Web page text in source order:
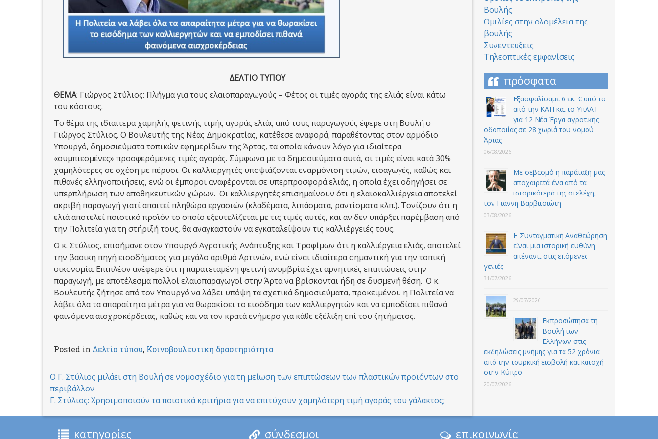
ΔΕΛΤΙΟ ΤΥΠΟΥ
ΘΕΜΑ: Γιώργος Στύλιος: Πλήγμα για τους ελαιοπαραγωγούς – Φέτος οι τιμές αγοράς της ελιάς είναι κάτω
του κόστους.
Το θέμα της ιδιαίτερα χαμηλής φετινής τιμής αγοράς ελιάς από τους παραγωγούς έφερε στη Βουλή ο
Γιώργος Στύλιος. Ο Βουλευτής της Νέας Δημοκρατίας, κατέθεσε αναφορά, παραθέτοντας στον αρμόδιο
Υπουργό, δημοσιεύματα τοπικών εφημερίδων της Άρτας, τα οποία κάνουν λόγο για ιδιαίτερα
«συμπιεσμένες» προσφερόμενες τιμές αγοράς. Σύμφωνα με τα δημοσιεύματα αυτά, οι τιμές είναι κατά 30%
χαμηλότερες σε σχέση με πέρυσι. Οι καλλιεργητές υποψιάζονται εναρμόνιση τιμών, εισαγωγές, καθώς και
πιθανές ελληνοποιήσεις, ενώ οι έμποροι αναφέρονται σε υπερπροσφορά ελιάς, η οποία έχει οδηγήσει σε
υπερπλήρωση των αποθηκευτικών χώρων. Οι καλλιεργητές επισημαίνουν ότι η ελαιοκαλλιέργεια αποτελεί
ακριβή παραγωγή γιατί απαιτεί πληθώρα εργασιών (κλαδέματα, λιπάσματα, ραντίσματα κλπ.). Τονίζουν ότι η
ελιά αποτελεί ποιοτικό προϊόν το οποίο εξευτελίζεται με τις τιμές αυτές, και αν δεν υπάρξει παρέμβαση από
την Πολιτεία για τη στήριξή τους, θα αναγκαστούν να εγκαταλείψουν τις καλλιέργειές τους.
Ο κ. Στύλιος, επισήμανε στον Υπουργό Αγροτικής Ανάπτυξης και Τροφίμων ότι η καλλιέργεια ελιάς, αποτελεί
την βασική πηγή εισοδήματος για μεγάλο αριθμό Αρτινών, ενώ είναι ιδιαίτερα σημαντική για την τοπική
οικονομία. Επιπλέον ανέφερε ότι η παρατεταμένη φετινή ανομβρία έχει αρνητικές επιπτώσεις στην
παραγωγή, με αποτέλεσμα πολλοί ελαιοπαραγωγοί στην Άρτα να βρίσκονται ήδη σε δυσμενή θέση. Ο κ.
Βουλευτής ζήτησε από τον Υπουργό να λάβει υπόψη τα σχετικά δημοσιεύματα, προκειμένου η Πολιτεία να
λάβει όλα τα απαραίτητα μέτρα για να θωρακίσει το εισόδημα των καλλιεργητών και να εμποδίσει πιθανά
φαινόμενα αισχροκέρδειας, καθώς και να τον κρατά ενήμερο για κάθε εξέλιξη επί του ζητήματος.
Posted in Δελτία τύπου, Κοινοβουλευτική δραστηριότητα
Post
navigation
Ο Γ. Στύλιος μιλάει στη Βουλή σε νομοσχέδιο για τη μείωση των επιπτώσεων των πλαστικών προϊόντων στο
περιβάλλον
Γ. Στύλιος: Χρησιμοποιούν τα ποιοτικά κριτήρια για να επιτύχουν χαμηλότερη τιμή αγοράς του γάλακτος;
Βουλής
Ομιλίες στην ολομέλεια της
βουλής
Συνεντεύξεις
Τηλεοπτικές εμφανίσεις
πρόσφατα
Εξασφαλίσαμε 6 εκ. € από το
από την ΚΑΠ και το ΥπΑΑΤ
για 12 Nέα Έργα αγροτικής
οδοποιίας σε 28 χωριά του νομού
Άρτας
06/08/2026
Με σεβασμό η παράταξή μας
αποχαιρετά ένα από τα
ιστορικότερά της στελέχη,
τον Γιάννη Βαρβιτσιώτη
03/08/2026
Η Συνταγματική Αναθεώρηση
είναι μια ιστορική ευθύνη
απέναντι στις επόμενες
γενιές
31/07/2026
29/07/2026
Εκπροσώπησα τη
Βουλή των
Ελλήνων στις
εκδηλώσεις μνήμης για τα 52 χρόνια
από την τουρκική εισβολή και κατοχή
στην Κύπρο
20/07/2026
κατηγορίες σύνδεσμοι επικοινωνία